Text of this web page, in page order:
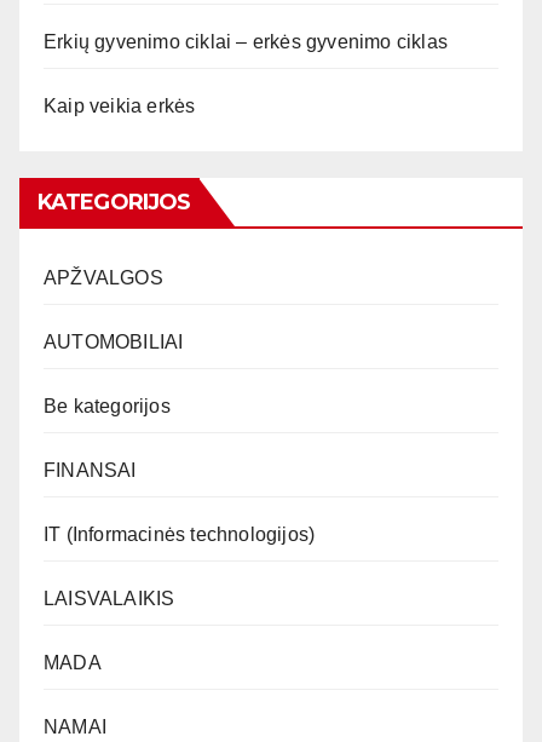
Erkių gyvenimo ciklai – erkės gyvenimo ciklas
Kaip veikia erkės
KATEGORIJOS
APŽVALGOS
AUTOMOBILIAI
Be kategorijos
FINANSAI
IT (Informacinės technologijos)
LAISVALAIKIS
MADA
NAMAI